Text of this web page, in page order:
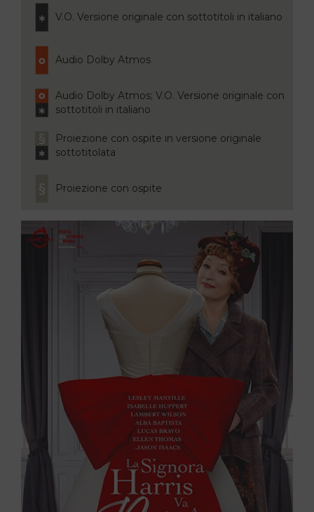
V.O. Versione originale con sottotitoli in italiano
Audio Dolby Atmos
Audio Dolby Atmos; V.O. Versione originale con
sottotitoli in italiano
Proiezione con ospite in versione originale
sottotitolata
Proiezione con ospite